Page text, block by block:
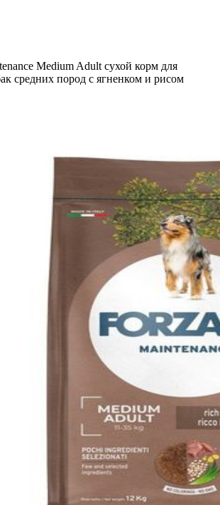
Medium Adult сухой корм для
средних пород с ягненком и рисом